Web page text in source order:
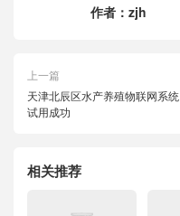
作者： zjh
上一篇
天津北辰区水产养殖物联网系统
试用成功
相关推荐